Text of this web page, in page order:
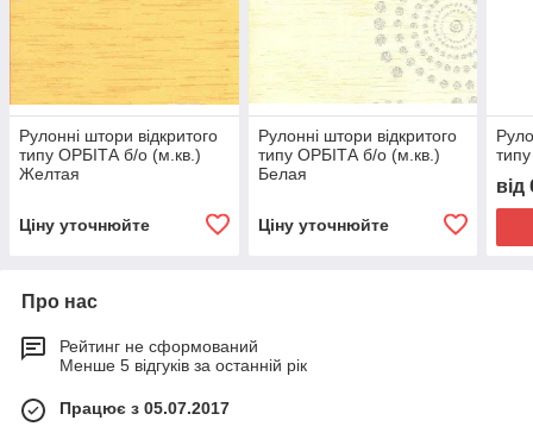
Рулонні штори відкритого
типу ОРБІТА б/о (м.кв.)
Желтая
Ціну уточнюйте
Рулонні штори відкритого
типу ОРБІТА б/о (м.кв.)
Белая
Ціну уточнюйте
від
Про нас
Рейтинг не сформований
Менше 5 відгуків за останній рік
Працює з 05.07.2017